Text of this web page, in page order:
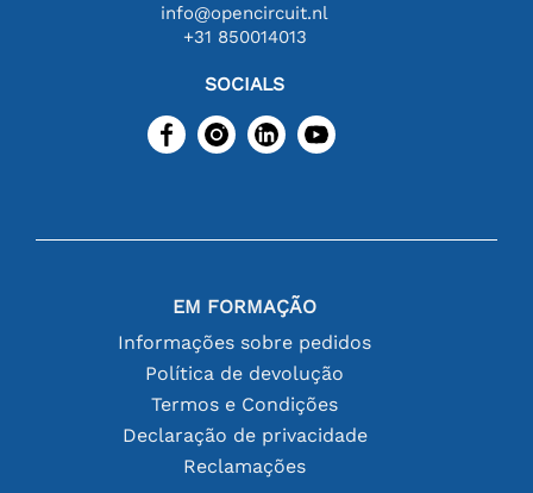
info@opencircuit.nl
+31 850014013
SOCIALS
EM FORMAÇÃO
Informações sobre pedidos
Política de devolução
Termos e Condições
Declaração de privacidade
Reclamações